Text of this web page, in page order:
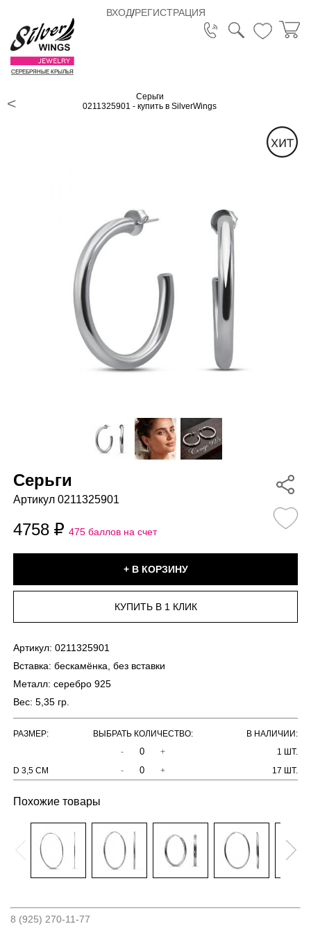
ВХОД/РЕГИСТРАЦИЯ
СЕРЕБРЯНЫЕ КРЫЛЬЯ
Серьги
0211325901 - купить в SilverWings
Серьги
Артикул 0211325901
4758 475 баллов на счет
Артикул: 0211325901
Вставка: бескамёнка, без вставки
Металл: серебро 925
Вес: 5,35 гр.
РАЗМЕР: ВЫБРАТЬ КОЛИЧЕСТВО:
В НАЛИЧИИ:
-
+
1 ШТ.
D 3,5 СМ
- + 17 ШТ.
Похожие товары
8 (925) 270-11-77